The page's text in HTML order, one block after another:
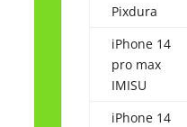
Pixdura
iPhone 14
pro max
IMISU
iPhone 14